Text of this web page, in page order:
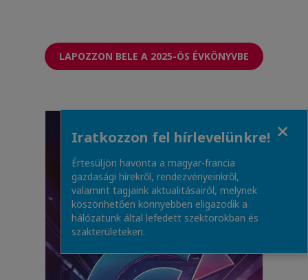
LAPOZZON BELE A 2025-ÖS ÉVKÖNYVBE
Iratkozzon fel hírlevelünkre!
Értesüljön havonta a magyar-francia
gazdasági hírekről, rendezvényeinkről,
valamint tagjaink aktualitásairól, melynek
köszönhetően könnyebben eligazodik a
hálózatunk által lefedett szektorokban és
szakterületeken.